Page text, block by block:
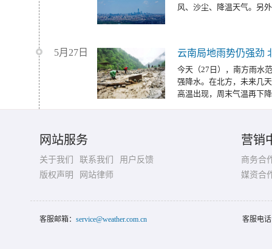
风、沙尘、降温天气。另
5月27日 云南局地雨势仍强劲
今天（27日），南方雨水
强降水。在北方，未来几
高温出现，周末气温再下
网站服务
关于我们 联系我们
用户反馈
版权声明
网站律师
营销
商务合
媒资合
客服邮箱： service@weather.com.cn 客服电